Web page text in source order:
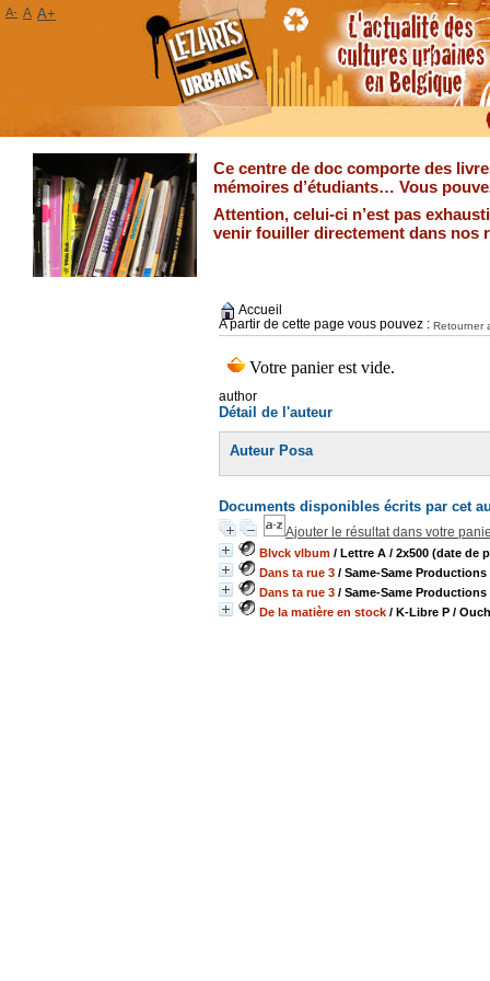
Ce centre de doc comporte des
mémoires d’étudiants… Vous
Attention, celui-ci n’est pas
venir fouiller directement dans nos
Accueil
A partir de cette page vous pouvez : Retourner
author
Détail de l'auteur
Auteur Posa
Documents disponibles écrits par cet
Ajouter le résultat dans votre
Blvck vlbum / Lettre A / 2x500 (date de
Dans ta rue 3 / Same-Same Productions
Dans ta rue 3 / Same-Same Productions
De la matière en stock / K-Libre P /
A- A A+